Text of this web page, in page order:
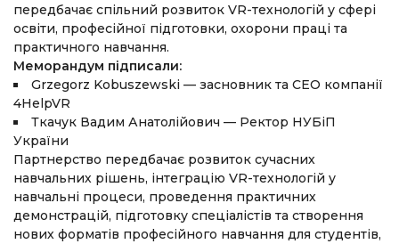
передбачає спільний розвиток VR-технологій у сфері
освіти, професійної підготовки, охорони праці та
практичного навчання.
Меморандум підписали:
Grzegorz Kobuszewski — засновник та CEO компанії
4HelpVR
Ткачук Вадим Анатолійович — Ректор НУБіП
України
Партнерство передбачає розвиток сучасних
навчальних рішень, інтеграцію VR-технологій у
навчальні процеси, проведення практичних
демонстрацій, підготовку спеціалістів та створення
нових форматів професійного навчання для студентів,